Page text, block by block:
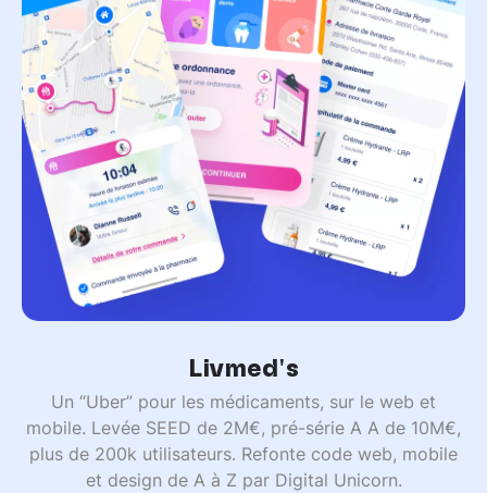
Livmed's
Un “Uber” pour les médicaments, sur le web et
mobile. Levée SEED de 2M€, pré-série A A de 10M€,
plus de 200k utilisateurs. Refonte code web, mobile
et design de A à Z par Digital Unicorn.